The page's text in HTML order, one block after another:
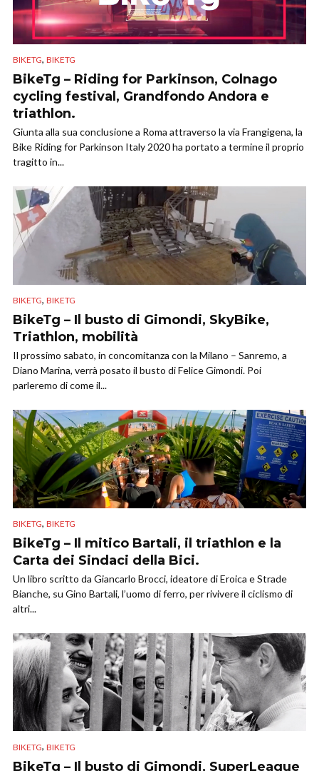
BIKETG, BIKETG
BikeTg – Riding for Parkinson, Colnago
cycling festival, Grandfondo Andora e
triathlon.
Giunta alla sua conclusione a Roma attraverso la via Frangigena, la
Bike Riding for Parkinson Italy 2020 ha portato a termine il proprio
tragitto in...
BIKETG, BIKETG
BikeTg – Il busto di Gimondi, SkyBike,
Triathlon, mobilità
Il prossimo sabato, in concomitanza con la Milano – Sanremo, a
Diano Marina, verrà posato il busto di Felice Gimondi. Poi
parleremo di come il...
BIKETG, BIKETG
BikeTg – Il mitico Bartali, il triathlon e la
Carta dei Sindaci della Bici.
Un libro scritto da Giancarlo Brocci, ideatore di Eroica e Strade
Bianche, su Gino Bartali, l’uomo di ferro, per rivivere il ciclismo di
altri...
BIKETG, BIKETG
BikeTg – Il busto di Gimondi, SuperLeague